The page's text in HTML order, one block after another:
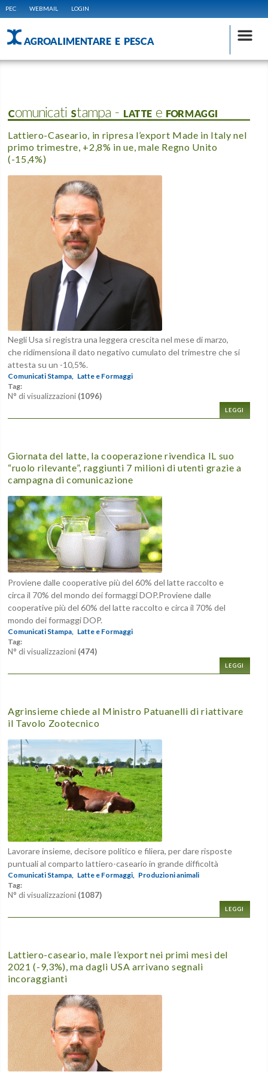
PEC WEBMAIL LOGIN
AGROALIMENTARE E PESCA
Comunicati Stampa - LATTE e FORMAGGI
Lattiero-Caseario, in ripresa l’export Made in Italy nel
primo trimestre, +2,8% in ue, male Regno Unito
(-15,4%)
Negli Usa si registra una leggera crescita nel mese di marzo,
che ridimensiona il dato negativo cumulato del trimestre che si
attesta su un -10,5%.
Comunicati Stampa, Latte e Formaggi
Tag:
N° di visualizzazioni (1096)
LEGGI
Giornata del latte, la cooperazione rivendica IL suo
“ruolo rilevante”, raggiunti 7 milioni di utenti grazie a
campagna di comunicazione
Proviene dalle cooperative più del 60% del latte raccolto e
circa il 70% del mondo dei formaggi DOP.Proviene dalle
cooperative più del 60% del latte raccolto e circa il 70% del
mondo dei formaggi DOP.
Comunicati Stampa,
Latte e Formaggi
Tag:
N° di visualizzazioni (474)
LEGGI
Agrinsieme chiede al Ministro Patuanelli di riattivare
il Tavolo Zootecnico
Lavorare insieme, decisore politico e filiera, per dare risposte
puntuali al comparto lattiero-caseario in grande difficoltà
Comunicati Stampa, Latte e Formaggi, Produzioni animali
Tag:
N° di visualizzazioni (1087)
LEGGI
Lattiero-caseario, male l’export nei primi mesi del
2021 (-9,3%), ma dagli USA arrivano segnali
incoraggianti